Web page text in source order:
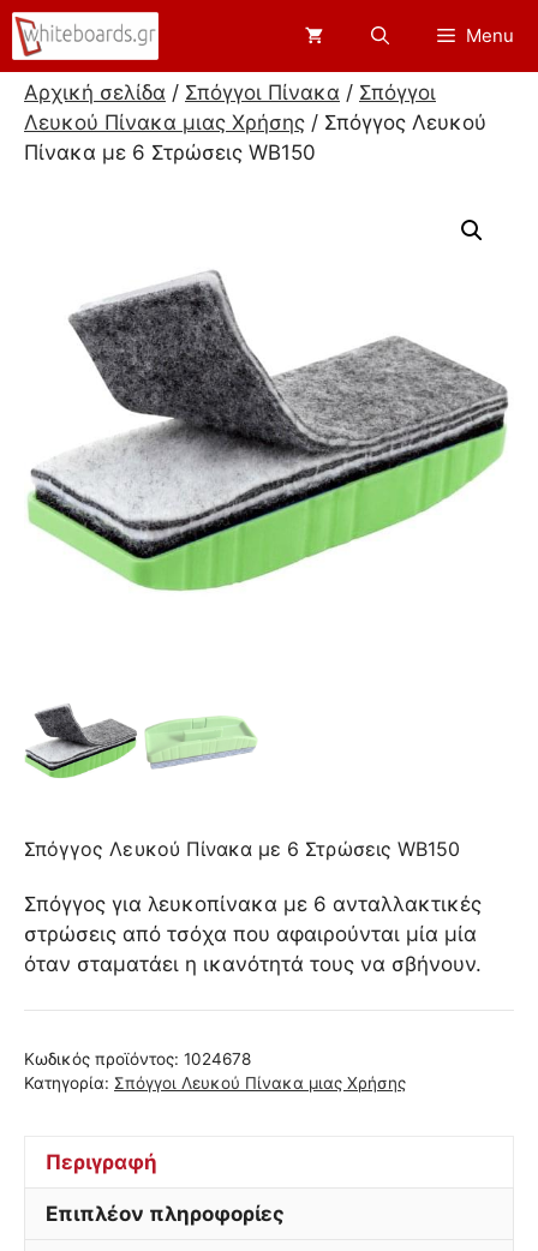
Μετάβαση
σε
περιεχόμενο
Menu
Αρχική σελίδα / Σπόγγοι Πίνακα / Σπόγγοι
Λευκού Πίνακα μιας Χρήσης / Σπόγγος Λευκού
Πίνακα με 6 Στρώσεις WB150
Σπόγγος Λευκού Πίνακα με 6 Στρώσεις WB150
Σπόγγος για λευκοπίνακα με 6 ανταλλακτικές
στρώσεις από τσόχα που αφαιρούνται μία μία
όταν σταματάει η ικανότητά τους να σβήνουν.
Κωδικός προϊόντος: 1024678
Κατηγορία: Σπόγγοι Λευκού Πίνακα μιας Χρήσης
Περιγραφή
Επιπλέον πληροφορίες